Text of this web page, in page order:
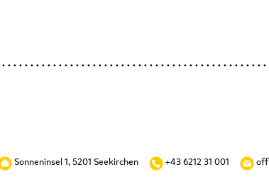
Sonneninsel 1, 5201 Seekirchen +43 6212 31 001